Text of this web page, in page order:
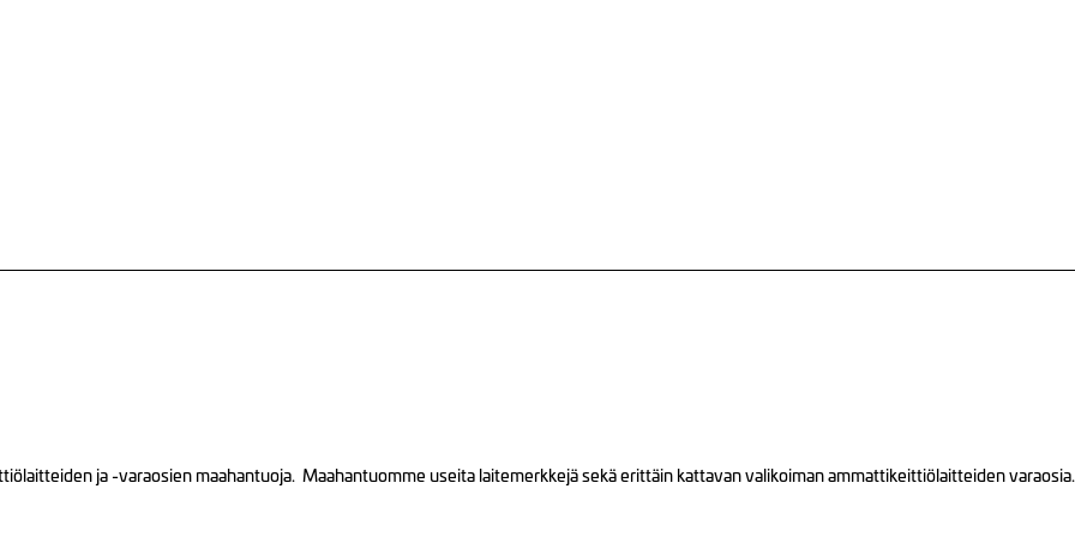
ja -varaosien maahantuoja. Maahantuomme useita laitemerkkejä sekä erittäin kattavan valikoiman ammattikeittiölaitteiden varaosia.